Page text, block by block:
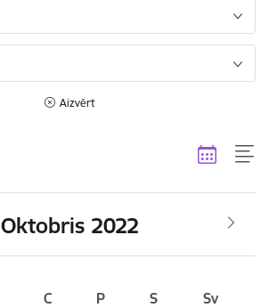
Aizvērt
Oktobris 2022
C P S
Sv